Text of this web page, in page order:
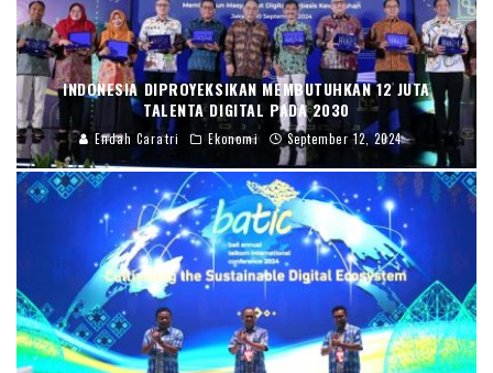
INDONESIA DIPROYEKSIKAN MEMBUTUHKAN 12 JUTA
TALENTA DIGITAL PADA 2030
Endah Caratri Ekonomi September 12, 2024